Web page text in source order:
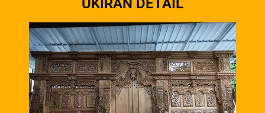
UKIRAN DETAIL